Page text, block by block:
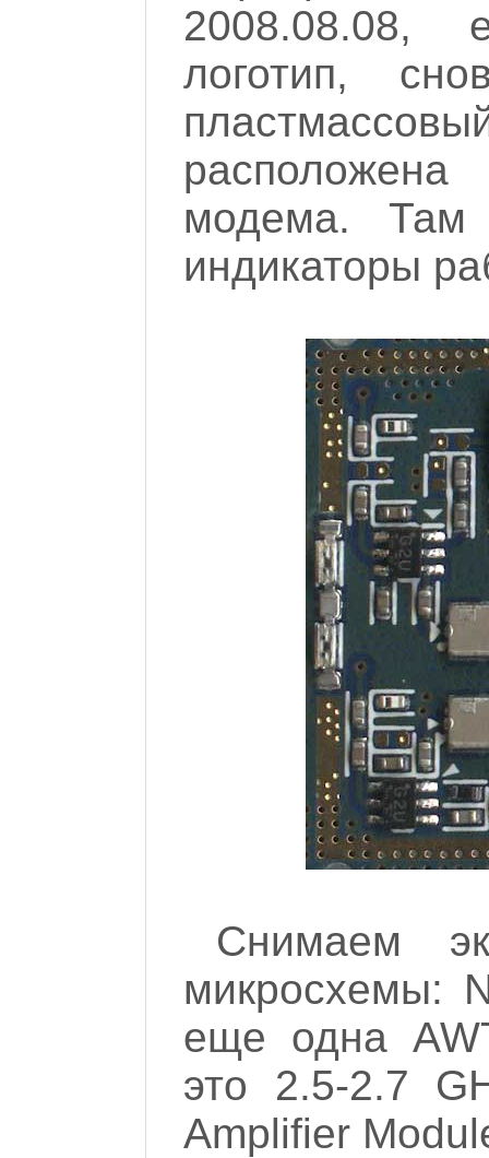
2008.08.08,
логотип,
модема.
индикаторы
Снимаем
микросхемы:
еще одна
это 2.5-2.7
Amplifier